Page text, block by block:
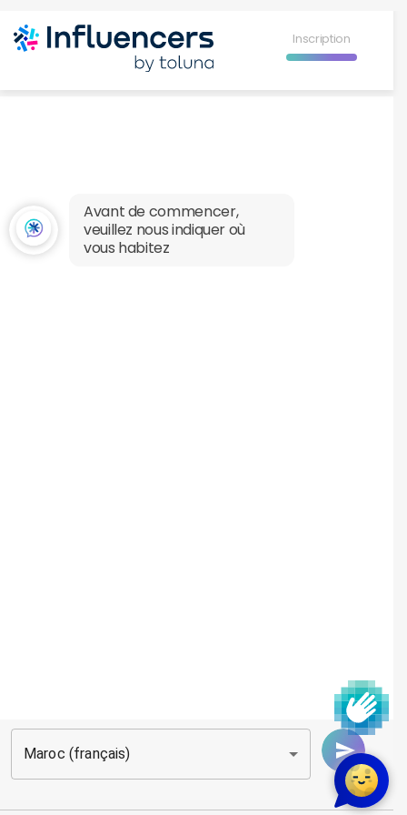
Influence Your
Inscription
Avant de commencer,
veuillez nous indiquer où
vous habitez
Maroc (français)